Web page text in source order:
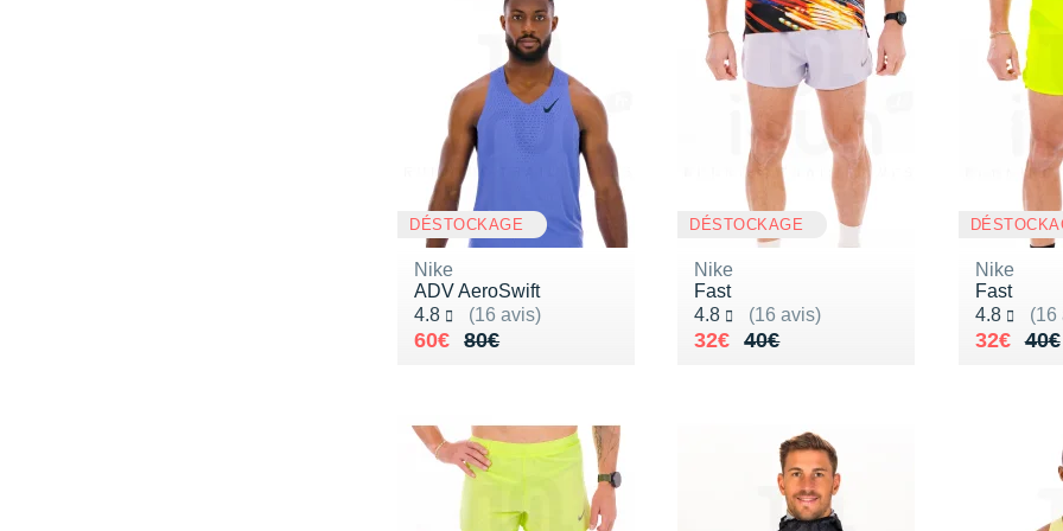
DÉSTOCKAGE
Nike
ADV AeroSwift
4.8
(16 avis)
Noté 4.8 sur 5
80€
Au lieu de 80€
60€
Vendu 60€
DÉSTOCKAGE
Nike
Fast
4.8
(16 avis)
Noté 4.8 sur 5
40€
Au lieu de 40€
32€
Vendu 32€
Nike
Fast
4.8
(16
Noté 4.8
40€
Au lieu
32€
Vendu